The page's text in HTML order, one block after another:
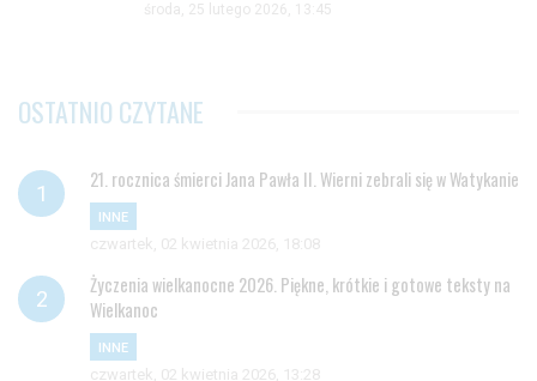
środa, 25 lutego 2026, 13:45
OSTATNIO CZYTANE
21. rocznica śmierci Jana Pawła II. Wierni zebrali się w Watykanie
INNE
czwartek, 02 kwietnia 2026, 18:08
Życzenia wielkanocne 2026. Piękne, krótkie i gotowe teksty na
Wielkanoc
INNE
czwartek, 02 kwietnia 2026, 13:28